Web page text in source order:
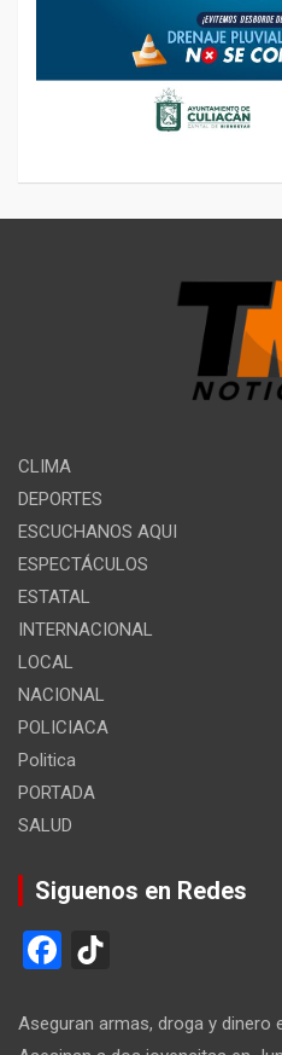
CLIMA
DEPORTES
ESCUCHANOS AQUI
ESPECTÁCULOS
ESTATAL
INTERNACIONAL
LOCAL
NACIONAL
POLICIACA
Politica
PORTADA
SALUD
Siguenos en Redes
F
ce T
Aseguran armas, droga y dinero